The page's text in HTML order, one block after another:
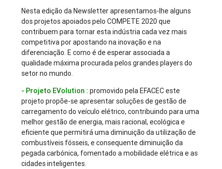
Nesta edição da Newsletter apresentamos-lhe alguns
dos projetos apoiados pelo COMPETE 2020 que
contribuem para tornar esta indústria cada vez mais
competitiva por apostando na inovação e na
diferenciação. E como é de esperar associada a
qualidade máxima procurada pelos grandes players do
setor no mundo.
- Projeto EVolution : promovido pela EFACEC este
projeto propõe-se apresentar soluções de gestão de
carregamento do veículo elétrico, contribuindo para uma
melhor gestão de energia, mais racional, ecológica e
eficiente que permitirá uma diminuição da utilização de
combustíveis fósseis, e consequente diminuição da
pegada carbónica, fomentado a mobilidade elétrica e as
cidades inteligentes.